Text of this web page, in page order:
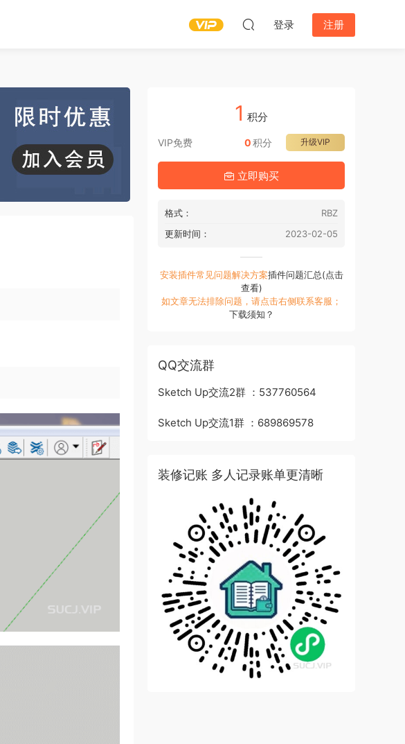
登录 注册
1 积分
VIP免费 升级VIP
0积分
立即购买
格式：
RBZ
更新时间：
2023-02-05
安装插件常见问题解决方案插件问题汇总(点击
查看)
如文章无法排除问题，请点击右侧联系客服；
下载须知？
QQ交流群
Sketch Up交流2群 ：537760564
Sketch Up交流1群 ：689869578
装修记账 多人记录账单更清晰